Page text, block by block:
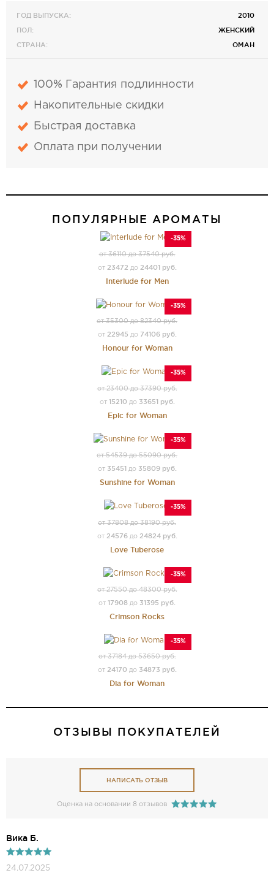
ГОД ВЫПУСКА:
2010
ПОЛ:
ЖЕНСКИЙ
СТРАНА:
ОМАН
100% Гарантия подлинности
Накопительные скидки
Быстрая доставка
Оплата при получении
ПОПУЛЯРНЫЕ АРОМАТЫ
-35%
от 36110 до 37540 руб.
от 23472 до 24401 руб.
Interlude for Men
-35%
от 35300 до 82340 руб.
от 22945 до 74106 руб.
Honour for Woman
-35%
от 23400 до 37390 руб.
от 15210 до 33651 руб.
Epic for Woman
-35%
от 54539 до 55090 руб.
от 35451 до 35809 руб.
Sunshine for Woman
-35%
от 37808 до 38190 руб.
от 24576до 24824 руб.
Love Tuberose
-35%
от 27550 до 48300 руб.
от 17908 до 31395 руб.
Crimson Rocks
-35%
от 37184 до 53650 руб.
от 24170 до 34873 руб.
Dia for Woman
ОТЗЫВЫ ПОКУПАТЕЛЕЙ
НАПИСАТЬ ОТЗЫВ
Оценка на основании 8 отзывов
Вика Б.
24.07.2025